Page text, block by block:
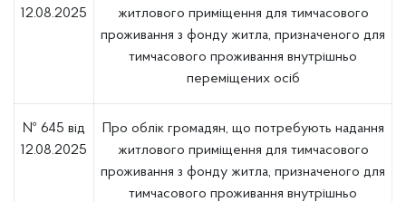
12.08.2025
житлового приміщення для тимчасового
проживання з фонду житла, призначеного для
тимчасового проживання внутрішньо
переміщених осіб
№ 645 від
12.08.2025
Про облік громадян, що потребують надання
житлового приміщення для тимчасового
проживання з фонду житла, призначеного для
тимчасового проживання внутрішньо